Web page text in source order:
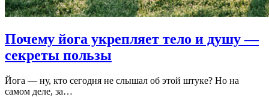
Почему йога укрепляет тело и душу —
секреты пользы
Йога — ну, кто сегодня не слышал об этой штуке? Но на
самом деле, за…